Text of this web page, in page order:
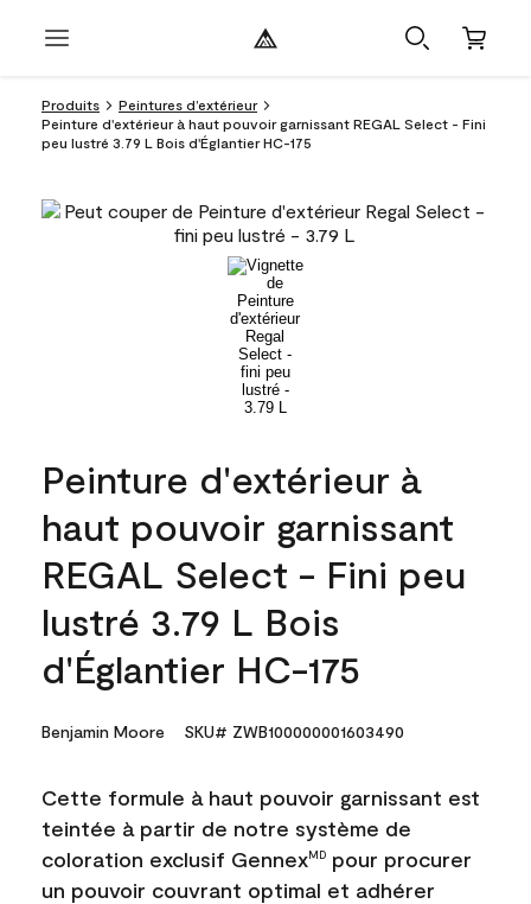
Produits
Peintures d’extérieur
Peinture d'extérieur à haut pouvoir garnissant REGAL Select - Fini
peu lustré 3.79 L Bois d'Églantier HC-175
Peinture d'extérieur à
haut pouvoir garnissant
REGAL Select - Fini peu
lustré 3.79 L Bois
d'Églantier HC-175
Benjamin Moore SKU# ZWB100000001603490
Cette formule à haut pouvoir garnissant est
teintée à partir de notre système de
coloration exclusif GennexMD pour procurer
un pouvoir couvrant optimal et adhérer